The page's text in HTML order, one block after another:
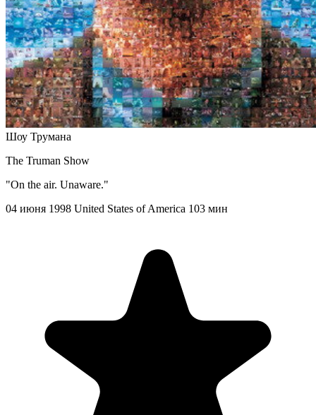
Шоу Трумана
The Truman Show
"On the air. Unaware."
04 июня 1998 United States of America 103 мин